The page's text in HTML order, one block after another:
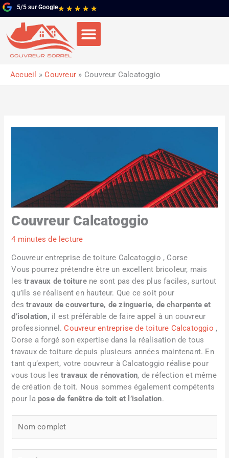
Aller
au
contenu
5/5 sur Google★ ★ ★ ★ ★Noté
5
5
Accueil Couvreur Couvreur Calcatoggio
Couvreur Calcatoggio
4 minutes de lecture
Couvreur entreprise de toiture Calcatoggio , Corse
Vous pourrez prétendre être un excellent bricoleur, mais
les travaux de toiturene sont pas des plus faciles, surtout
qu’ils se réalisent en hauteur. Que ce soit pour
des travaux de couverture, de zinguerie, de charpente et
d’isolation, il est préférable de faire appel à un couvreur
professionnel.Couvreur entreprise de toiture Calcatoggio ,
Corse a forgé son expertise dans la réalisation de tous
travaux de toiture depuis plusieurs années maintenant. En
tant qu’expert, votre couvreur à Calcatoggio réalise pour
vous tous lestravaux de rénovation, de réfection et même
de création de toit. Nous sommes également compétents
pour lapose de fenêtre de toit et l’isolation.